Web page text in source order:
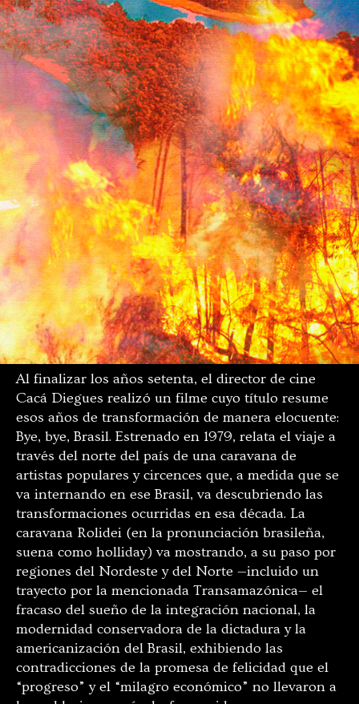
Al finalizar los años setenta, el director de cine
Cacá Diegues realizó un filme cuyo título resume
esos años de transformación de manera elocuente:
Bye, bye, Brasil. Estrenado en 1979, relata el viaje a
través del norte del país de una caravana de
artistas populares y circences que, a medida que se
va internando en ese Brasil, va descubriendo las
transformaciones ocurridas en esa década. La
caravana Rolidei (en la pronunciación brasileña,
suena como holliday) va mostrando, a su paso por
regiones del Nordeste y del Norte —incluido un
trayecto por la mencionada Transamazónica— el
fracaso del sueño de la integración nacional, la
modernidad conservadora de la dictadura y la
americanización del Brasil, exhibiendo las
contradicciones de la promesa de felicidad que el
“progreso” y el “milagro económico” no llevaron a